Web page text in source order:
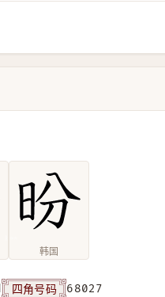
韩国
四角号码 68027